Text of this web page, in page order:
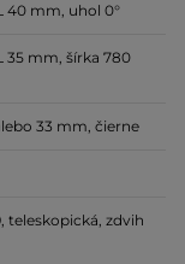
40 mm, uhol 0°
35 mm, šírka 780
33 mm, čierne
teleskopická, zdvih